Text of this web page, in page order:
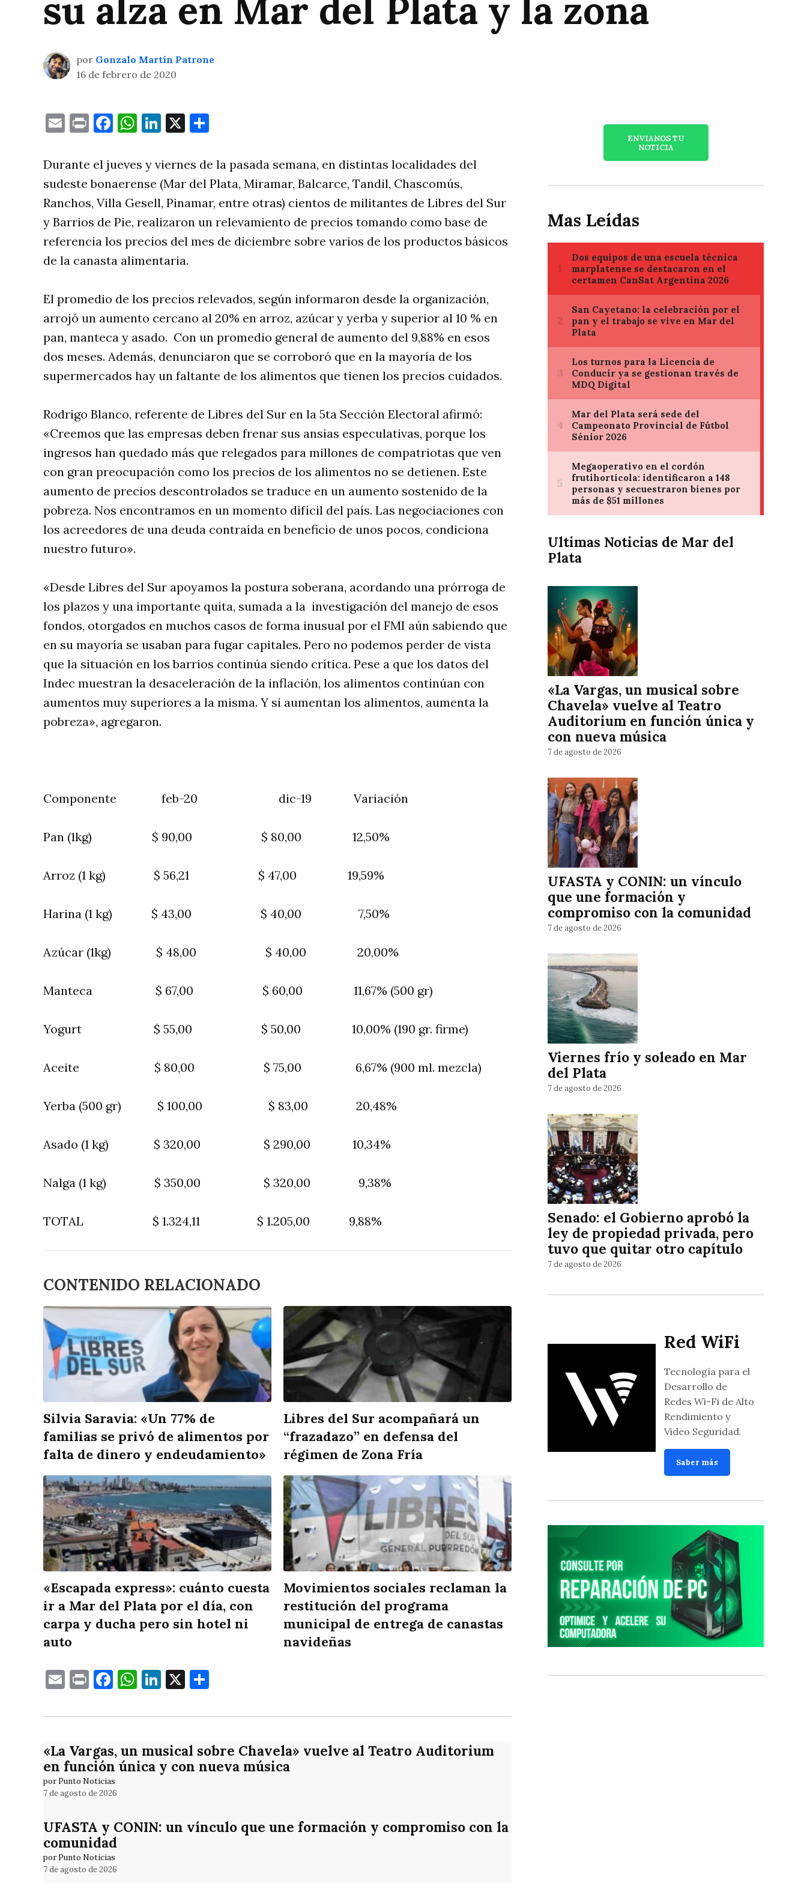
su alza en Mar del Plata y la zona
por Gonzalo Martín Patrone
16 de febrero de 2020
EmailPrintFacebook
WhatsApp
LinkedIn
X
Durante el jueves y viernes de la pasada semana, en distintas localidades del
sudeste bonaerense (Mar del Plata, Miramar, Balcarce, Tandil, Chascomús,
Ranchos, Villa Gesell, Pinamar, entre otras) cientos de militantes de Libres del Sur
y Barrios de Pie, realizaron un relevamiento de precios tomando como base de
referencia los precios del mes de diciembre sobre varios de los productos básicos
de la canasta alimentaria.
El promedio de los precios relevados, según informaron desde la organización,
arrojó un aumento cercano al 20% en arroz, azúcar y yerba y superior al 10 % en
pan, manteca y asado. Con un promedio general de aumento del 9,88% en esos
dos meses. Además, denunciaron que se corroboró que en la mayoría de los
supermercados hay un faltante de los alimentos que tienen los precios cuidados.
Rodrigo Blanco, referente de Libres del Sur en la 5ta Sección Electoral afirmó:
«Creemos que las empresas deben frenar sus ansias especulativas, porque los
ingresos han quedado más que relegados para millones de compatriotas que ven
con gran preocupación como los precios de los alimentos no se detienen. Este
aumento de precios descontrolados se traduce en un aumento sostenido de la
pobreza. Nos encontramos en un momento difícil del país. Las negociaciones con
los acreedores de una deuda contraída en beneficio de unos pocos, condiciona
nuestro futuro».
«Desde Libres del Sur apoyamos la postura soberana, acordando una prórroga de
los plazos y una importante quita, sumada a la investigación del manejo de esos
fondos, otorgados en muchos casos de forma inusual por el FMI aún sabiendo que
en su mayoría se usaban para fugar capitales. Pero no podemos perder de vista
que la situación en los barrios continúa siendo crítica. Pese a que los datos del
Indec muestran la desaceleración de la inflación, los alimentos continúan con
aumentos muy superiores a la misma. Y si aumentan los alimentos, aumenta la
pobreza», agregaron.
Componente feb-20 dic-19 Variación
Pan (1kg) $ 90,00 $ 80,00 12,50%
Arroz (1 kg) $ 56,21 $ 47,00 19,59%
Harina (1 kg) $ 43,00 $ 40,00 7,50%
Azúcar (1kg) $ 48,00 $ 40,00 20,00%
Manteca $ 67,00 $ 60,00 11,67% (500 gr)
Yogurt $ 55,00 $ 50,00 10,00% (190 gr. firme)
Aceite $ 80,00 $ 75,00 6,67% (900 ml. mezcla)
Yerba (500 gr) $ 100,00 $ 83,00 20,48%
Asado (1 kg) $ 320,00 $ 290,00 10,34%
Nalga (1 kg) $ 350,00 $ 320,00 9,38%
TOTAL $ 1.324,11 $ 1.205,00 9,88%
CONTENIDO RELACIONADO
Silvia Saravia: «Un 77% de
familias se privó de alimentos por
falta de dinero y endeudamiento»
Libres del Sur acompañará un
“frazadazo” en defensa del
régimen de Zona Fría
«Escapada express»: cuánto cuesta
ir a Mar del Plata por el día, con
carpa y ducha pero sin hotel ni
auto
Movimientos sociales reclaman la
restitución del programa
municipal de entrega de canastas
navideñas
EmailPrintFacebook
WhatsApp
LinkedIn
X
«La Vargas, un musical sobre Chavela» vuelve al Teatro Auditorium
en función única y con nueva música
por Punto Noticias
7 de agosto de 2026
UFASTA y CONIN: un vínculo que une formación y compromiso con la
comunidad
por Punto Noticias
7 de agosto de 2026
ENVIANOS TU
NOTICIA
Mas Leídas
Ultimas Noticias de Mar del
Plata
«La Vargas, un musical sobre
Chavela» vuelve al Teatro
Auditorium en función única y
con nueva música
7 de agosto de 2026
UFASTA y CONIN: un vínculo
que une formación y
compromiso con la comunidad
7 de agosto de 2026
Viernes frío y soleado en Mar
del Plata
7 de agosto de 2026
Senado: el Gobierno aprobó la
ley de propiedad privada, pero
tuvo que quitar otro capítulo
7 de agosto de 2026
Red WiFi
Tecnología para el
Desarrollo de
Redes Wi-Fi de Alto
Rendimiento y
Video Seguridad.
Saber más